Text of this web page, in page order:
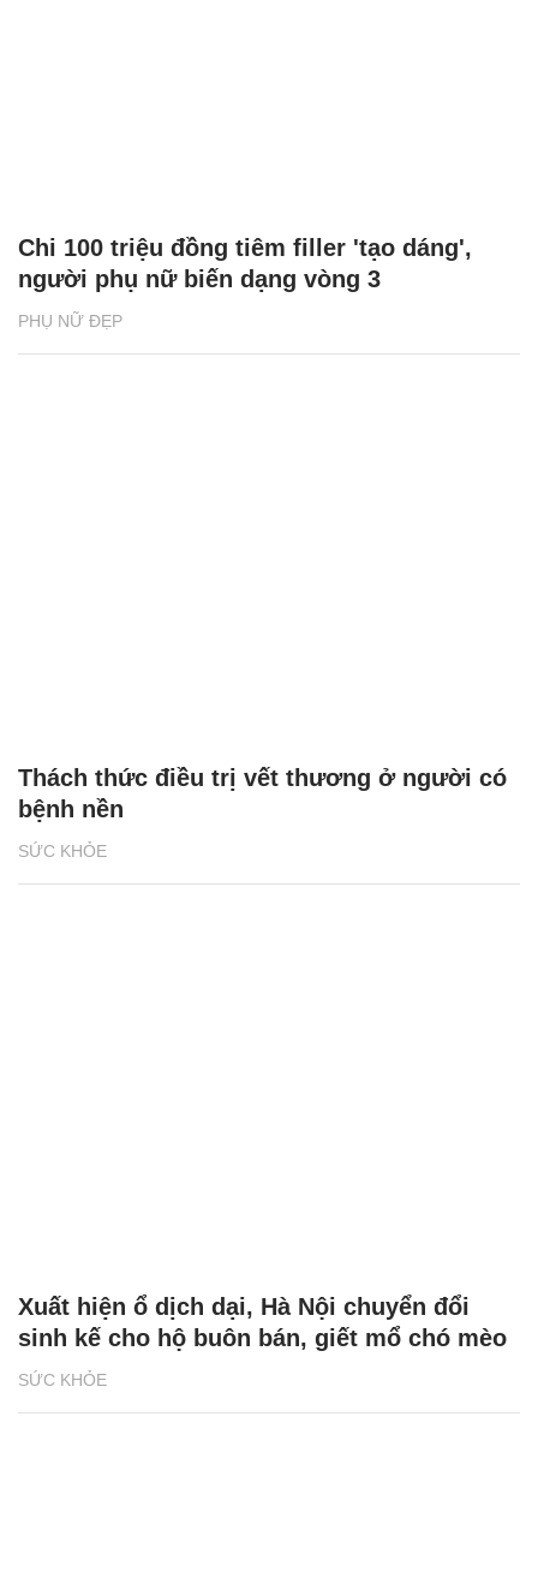
PHỤ NỮ ĐẸP
Chi 100 triệu đồng tiêm filler 'tạo dáng',
người phụ nữ biến dạng vòng 3
SỨC KHỎE
Thách thức điều trị vết thương ở người có
bệnh nền
SỨC KHỎE
Xuất hiện ổ dịch dại, Hà Nội chuyển đổi
sinh kế cho hộ buôn bán, giết mổ chó mèo